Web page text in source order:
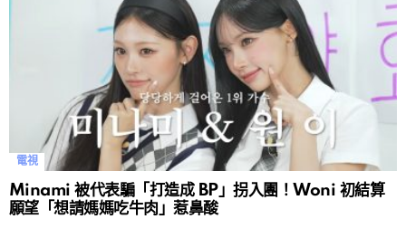
電視
Minami 被代表騙「打造成 BP」拐入團！Woni 初結算
願望「想請媽媽吃牛肉」惹鼻酸